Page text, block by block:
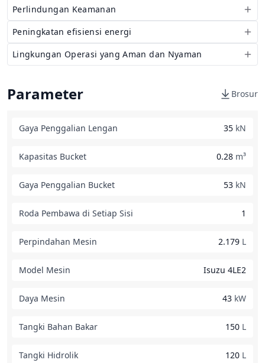
Perlindungan Keamanan
Peningkatan efisiensi energi
Lingkungan Operasi yang Aman dan Nyaman
Parameter Brosur
Gaya Penggalian Lengan 35 kN
Kapasitas Bucket 0.28 m³
Gaya Penggalian Bucket 53 kN
Roda Pembawa di Setiap Sisi 1
Perpindahan Mesin 2.179 L
Model Mesin Isuzu 4LE2
Daya Mesin 43 kW
Tangki Bahan Bakar 150 L
Tangki Hidrolik 120 L